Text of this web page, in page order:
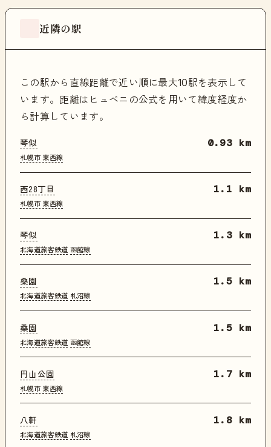
近隣の駅
この駅から直線距離で近い順に最大10駅を表示して
います。距離はヒュベニの公式を用いて緯度経度か
ら計算しています。
琴似
札幌市 東西線
0.93 km
西28丁目
札幌市 東西線
1.1 km
琴似
北海道旅客鉄道 函館線
1.3 km
桑園
北海道旅客鉄道 札沼線
1.5 km
桑園
北海道旅客鉄道 函館線
1.5 km
円山公園
札幌市 東西線
1.7 km
八軒
北海道旅客鉄道 札沼線
1.8 km